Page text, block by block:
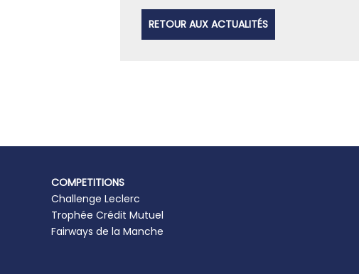
RETOUR AUX ACTUALITÉS
COMPETITIONS
Challenge Leclerc
Trophée Crédit Mutuel
Fairways de la Manche